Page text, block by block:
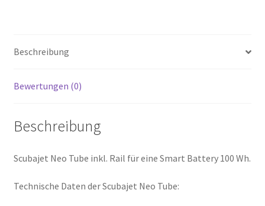
Beschreibung
Bewertungen (0)
Beschreibung
Scubajet Neo Tube inkl. Rail für eine Smart Battery 100 Wh.
Technische Daten der Scubajet Neo Tube: